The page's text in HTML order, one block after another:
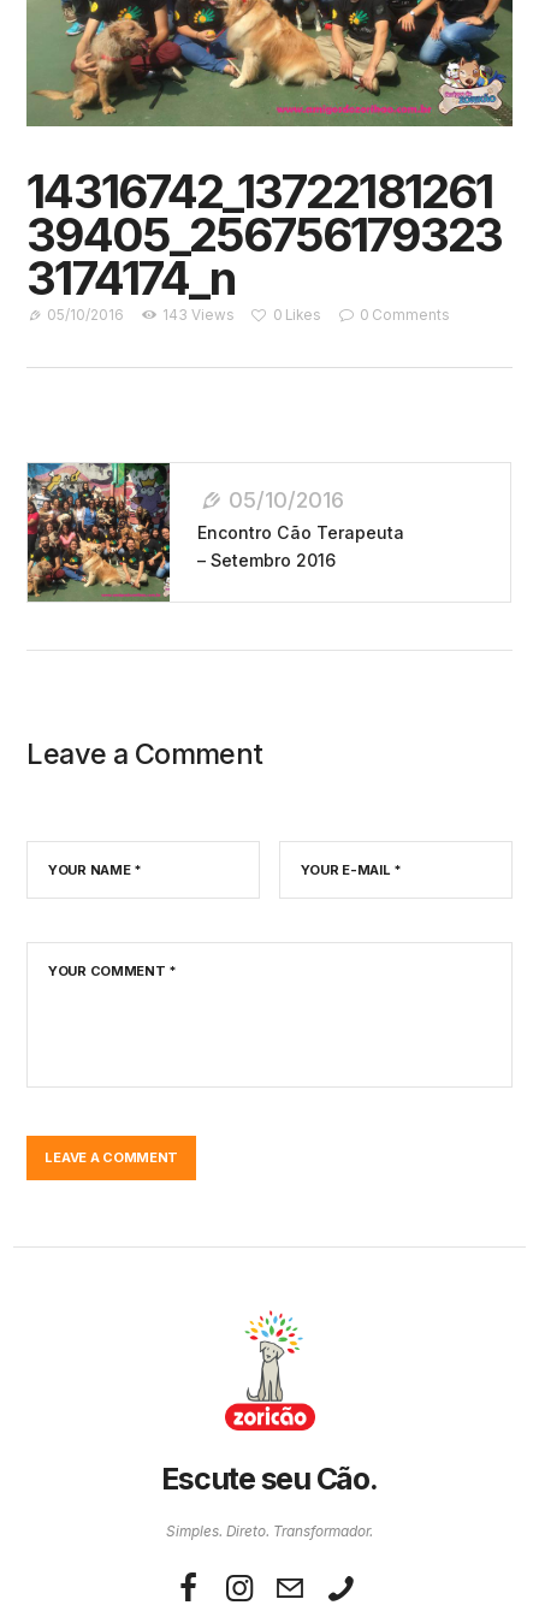
14316742_13722181261
39405_256756179323
3174174_n
05/10/2016 143 Views 0 Likes 0 Comments
Navegação
De
Post
05/10/2016
Encontro Cão Terapeuta
– Setembro 2016
Leave a Comment
Escute seu Cão.
Simples. Direto. Transformador.